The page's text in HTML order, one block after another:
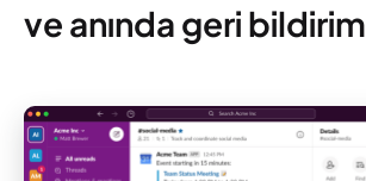
ve anında geri bildirim